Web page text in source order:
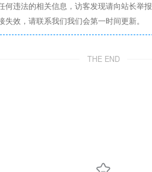
何违法的相关信息，访客发现请向站长举报
效，请联系我们我们会第一时间更新。
THE END